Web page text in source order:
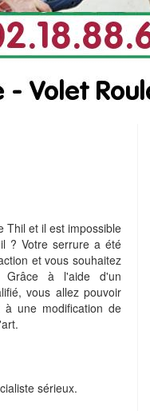
Thil et il est impossible
? Votre serrure a été
et vous souhaitez
Grâce à l'aide d'un
vous allez pouvoir
une modification de
sérieux.